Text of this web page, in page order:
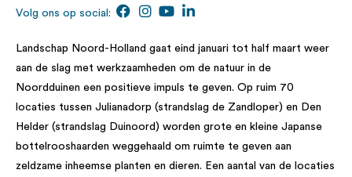
Volg ons op social:
Landschap Noord-Holland gaat eind januari tot half maart weer
aan de slag met werkzaamheden om de natuur in de
Noordduinen een positieve impuls te geven. Op ruim 70
locaties tussen Julianadorp (strandslag de Zandloper) en Den
Helder (strandslag Duinoord) worden grote en kleine Japanse
bottelrooshaarden weggehaald om ruimte te geven aan
zeldzame inheemse planten en dieren. Een aantal van de locaties